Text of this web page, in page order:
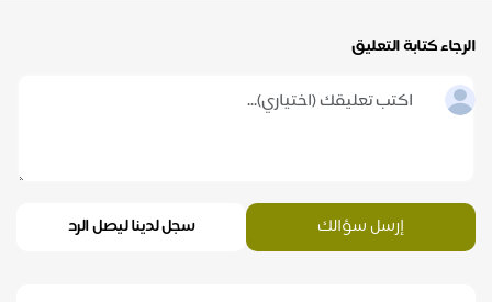
الرجاء كتابة التعليق
إرسل سؤالك سجل لدينا ليصل الرد